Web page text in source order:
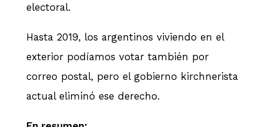
electoral.
Hasta 2019, los argentinos viviendo en el
exterior podíamos votar también por
correo postal, pero el gobierno kirchnerista
actual eliminó ese derecho.